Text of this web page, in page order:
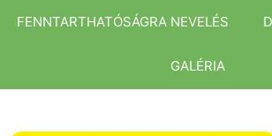
FENNTARTHATÓSÁGRA NEVELÉS
GALÉRIA